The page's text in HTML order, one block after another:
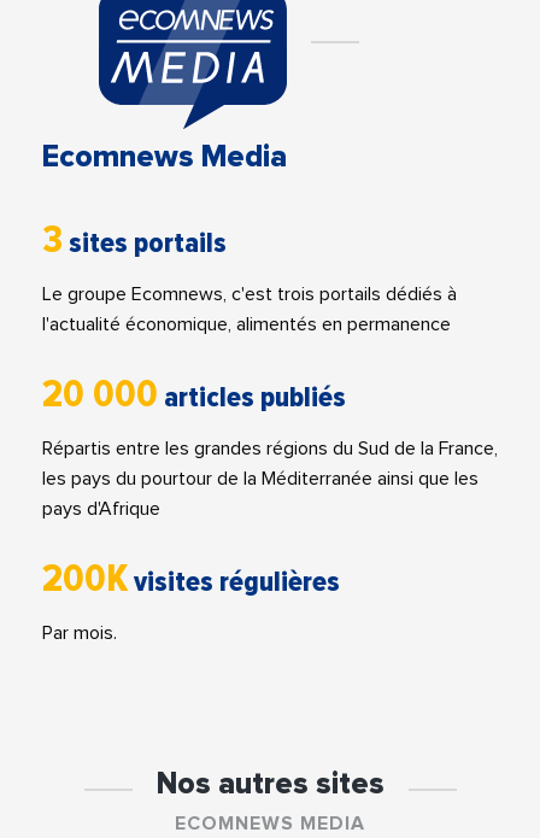
Ecomnews Media
3 sites portails
Le groupe Ecomnews, c'est trois portails dédiés à
l'actualité économique, alimentés en permanence
20 000 articles publiés
Répartis entre les grandes régions du Sud de la France,
les pays du pourtour de la Méditerranée ainsi que les
pays d'Afrique
200Kvisites régulières
Par mois.
Nos autres sites
ECOMNEWS MEDIA